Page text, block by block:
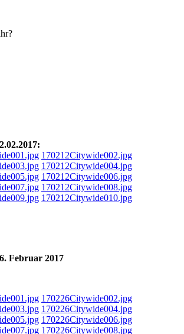
170212Citywide002.jpg
170212Citywide004.jpg
170212Citywide006.jpg
170212Citywide008.jpg
170212Citywide010.jpg
Februar 2017
170226Citywide002.jpg
170226Citywide004.jpg
170226Citywide006.jpg
170226Citywide008.jpg